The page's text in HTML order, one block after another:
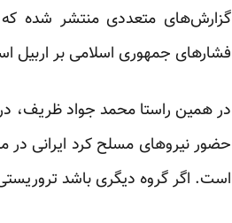
گزارش‌های متعددی منتشر شده که
فشارهای جمهوری اسلامی بر اربیل
در همین راستا محمد جواد ظریف،
حضور نیروهای مسلح کرد ایرانی در
است. اگر گروه دیگری باشد